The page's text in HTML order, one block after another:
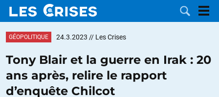
GÉOPOLITIQUE 24.3.2023 // Les Crises
Tony Blair et la guerre en Irak : 20
ans après, relire le rapport
d’enquête Chilcot